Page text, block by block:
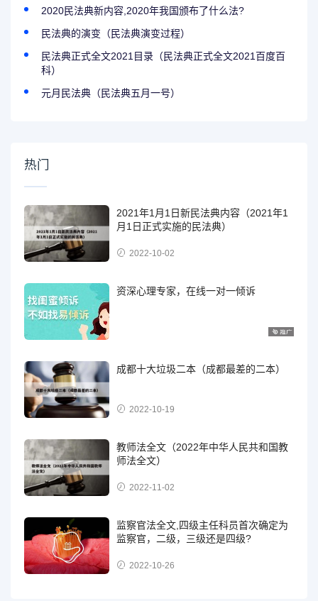
2020民法典新内容,2020年我国颁布了什么法?
民法典的演变（民法典演变过程）
民法典正式全文2021目录（民法典正式全文2021百度百
科）
元月民法典（民法典五月一号）
热门
2021年1月1日新民法典内容（2021年1
月1日正式实施的民法典）
2022-10-02
资深心理专家，在线一对一倾诉
成都十大垃圾二本（成都最差的二本）
2022-10-19
教师法全文（2022年中华人民共和国教
师法全文）
2022-11-02
监察官法全文,四级主任科员首次确定为
监察官，二级，三级还是四级?
2022-10-26